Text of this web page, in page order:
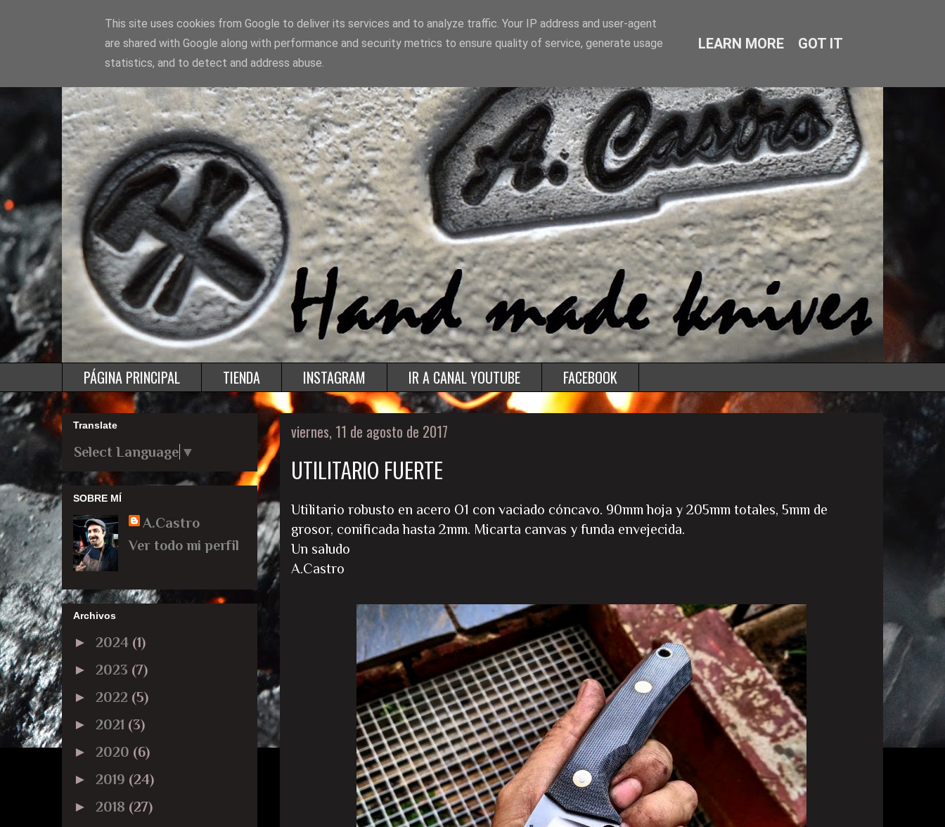
PÁGINA PRINCIPAL TIENDA INSTAGRAM IR A CANAL YOUTUBE FACEBOOK
viernes, 11 de agosto de 2017
UTILITARIO FUERTE
Utilitario robusto en acero O1 con vaciado cóncavo. 90mm hoja y 205mm totales, 5mm de
grosor, conificada hasta 2mm. Micarta canvas y funda envejecida.
Un saludo
A.Castro
Translate
Select Language ▼
SOBRE MÍ
A.Castro
Ver todo mi perfil
Archivos
► 2024 (1)
► 2023 (7)
► 2022 (5)
► 2021 (3)
► 2020 (6)
► 2019 (24)
► 2018 (27)
This site uses cookies from Google to deliver its services and to analyze traffic. Your IP address and user-agent
are shared with Google along with performance and security metrics to ensure quality of service, generate usage
statistics, and to detect and address abuse.
LEARN MORE GOT IT